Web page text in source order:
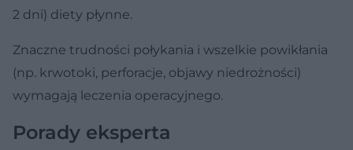
2 dni) diety płynne.
Znaczne trudności połykania i wszelkie powikłania
(np. krwotoki, perforacje, objawy niedrożności)
wymagają leczenia operacyjnego.
Porady eksperta